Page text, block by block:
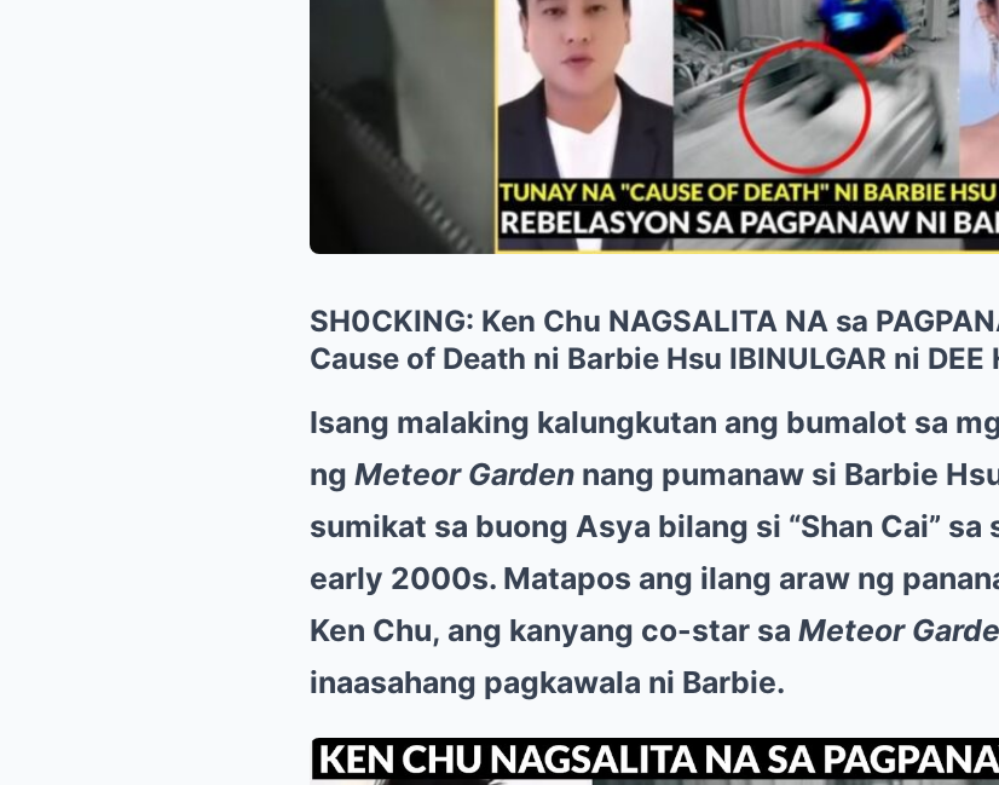
SH0CKING: Ken Chu NAGSALITA NA sa
Cause of Death ni Barbie Hsu IBINULGAR ni DEE
Isang malaking kalungkutan ang bumalot sa
ng Meteor Garden nang pumanaw si Barbie
sumikat sa buong Asya bilang si “Shan Cai”
early 2000s. Matapos ang ilang araw ng
Ken Chu, ang kanyang co-star sa Meteor
inaasahang pagkawala ni Barbie.